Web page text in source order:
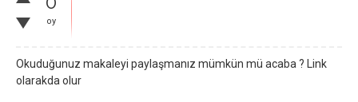
oy
Okuduğunuz makaleyi paylaşmanız mümkün mü acaba ? Link
olarakda olur